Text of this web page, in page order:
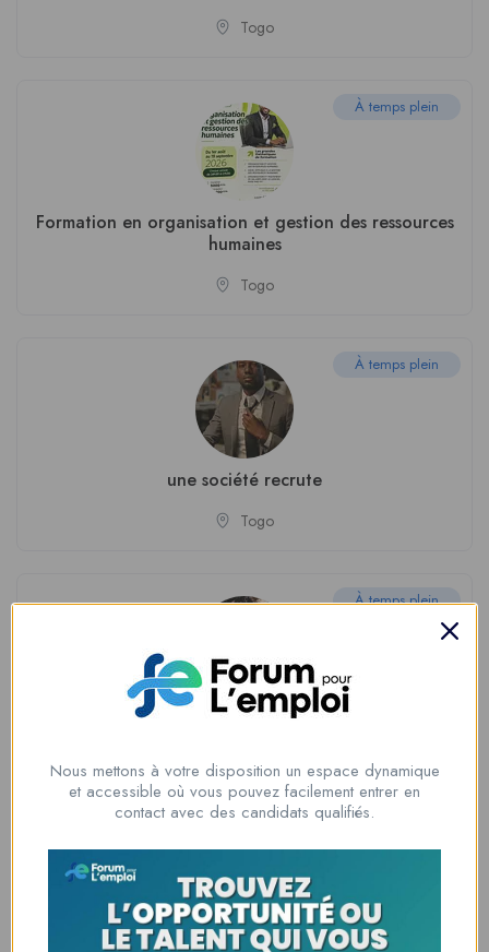
Togo
À temps plein
Formation en organisation et gestion des ressources
humaines
Togo
À temps plein
une société recrute
Togo
À temps plein
Cuisinière polyvalente
Nous mettons à votre disposition un espace dynamique
et accessible où vous pouvez facilement entrer en
contact avec des candidats qualifiés.